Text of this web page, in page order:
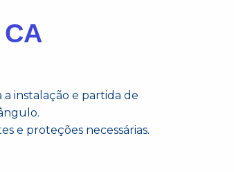
instalação e partida de
e proteções necessárias.